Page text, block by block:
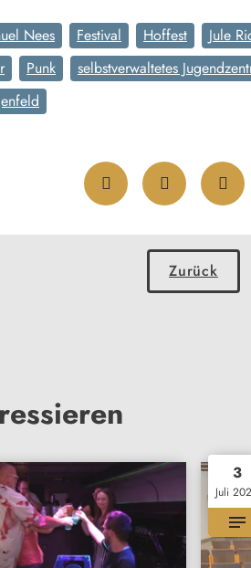
Nees Festival Hoffest Jule
Punk selbstverwaltetes
Zurück
3
Juli